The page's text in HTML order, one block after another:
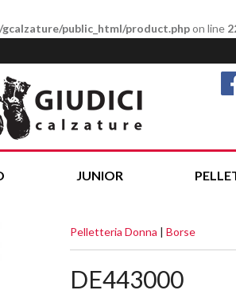
public_html/product.phpon line
JUNIOR
Pelletteria Donna | Borse
DE443000